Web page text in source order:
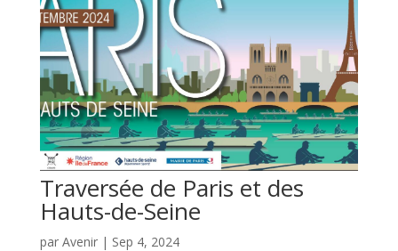
Traversée de Paris et des
Hauts-de-Seine
par Avenir| Sep 4, 2024